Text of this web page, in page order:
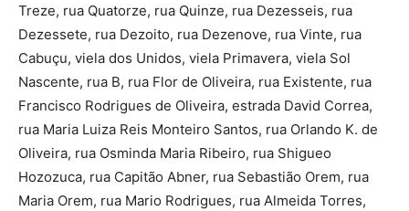
Treze, rua Quatorze, rua Quinze, rua Dezesseis, rua
Dezessete, rua Dezoito, rua Dezenove, rua Vinte, rua
Cabuçu, viela dos Unidos, viela Primavera, viela Sol
Nascente, rua B, rua Flor de Oliveira, rua Existente, rua
Francisco Rodrigues de Oliveira, estrada David Correa,
rua Maria Luiza Reis Monteiro Santos, rua Orlando K. de
Oliveira, rua Osminda Maria Ribeiro, rua Shigueo
Hozozuca, rua Capitão Abner, rua Sebastião Orem, rua
Maria Orem, rua Mario Rodrigues, rua Almeida Torres,